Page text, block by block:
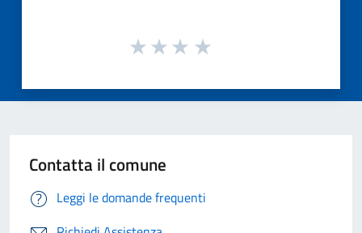
Contatta il comune
Leggi le domande frequenti